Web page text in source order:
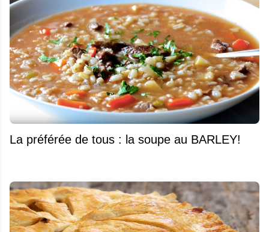
La préférée de tous : la soupe au BARLEY!